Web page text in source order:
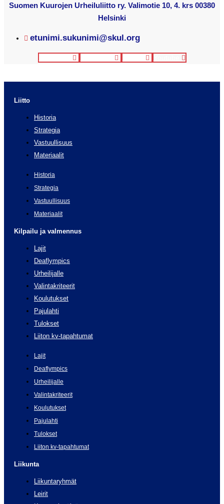
Suomen Kuurojen Urheiluliitto ry. Valimotie 10, 4. krs 00380
Helsinki
etunimi.sukunimi@skul.org
Liitto
Historia
Strategia
Vastuullisuus
Materiaalit
Historia
Strategia
Vastuullisuus
Materiaalit
Kilpailu ja valmennus
Lajit
Deaflympics
Urheilijalle
Valintakriteerit
Koulutukset
Pajulahti
Tulokset
Liiton kv-tapahtumat
Lajit
Deaflympics
Urheilijalle
Valintakriteerit
Koulutukset
Pajulahti
Tulokset
Liiton kv-tapahtumat
Liikunta
Liikuntaryhmät
Leirit